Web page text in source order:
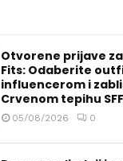
Otvorene prijave
Fits: Odaberite
influencerom i
Crvenom tepihu SFF
05/08/2026 0